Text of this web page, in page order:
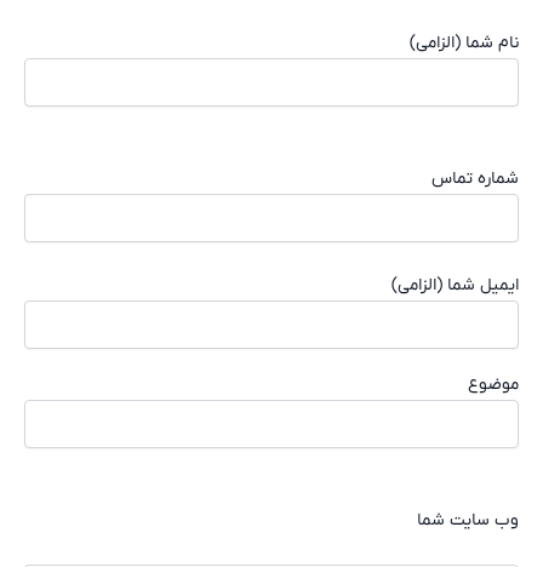
نام شما (الزامی)
شماره تماس
ایمیل شما (الزامی)
موضوع
وب سایت شما